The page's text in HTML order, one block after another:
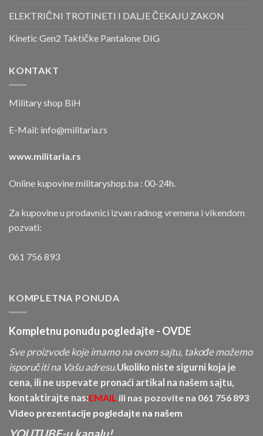
ELEKTRIČNI TROTINETI I DALJE ČEKAJU ZAKON
Kinetic Gen2 Taktičke Pantalone DIG
KONTAKT
Military shop BiH
E-Mail: info@militaria.rs
www.militaria.rs
Online kupovine militaryshop.ba : 00-24h.
Za kupovine u prodavnici izvan radnog vremena i vikendom
pozvati:
061 756 893
KOMPLETNA PONUDA
Kompletnu ponudu pogledajte - OVDE
Sve proizvode koje imamo na ovom sajtu, takođe možemo
isporučiti na Vašu adresu.Ukoliko niste sigurni koja je
cena, ili ne uspevate pronaći artikal na našem sajtu,
kontaktirajte nas:EMAIL ili nas pozovite na 061 756 893
Video prezentacije pogledajte na našem
YOUTUBE-u kanalu!